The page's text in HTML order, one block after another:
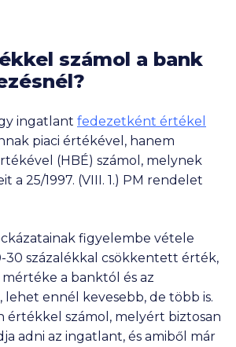
számol a bank
ingatlant fedezetként értékel
piaci értékével, hanem
(HBÉ) számol, melynek
a 25/1997. (VIII. 1.) PM rendelet
figyelembe vétele
30 százalékkal csökkentett érték,
a banktól és az
ennél kevesebb, de több is.
értékkel számol, melyért biztosan
adni az ingatlant, és amiből már